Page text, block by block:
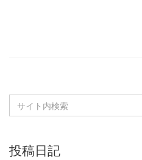
投稿日記